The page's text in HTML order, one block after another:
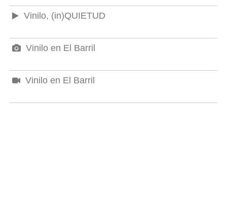
Vinilo, (in)QUIETUD
Vinilo en El Barril
Vinilo en El Barril